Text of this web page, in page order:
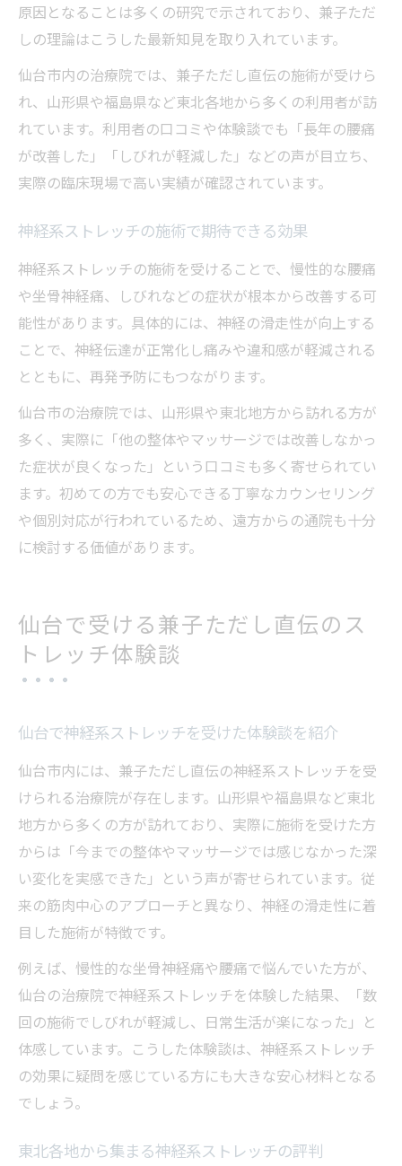
原因となることは多くの研究で示されており、兼子ただ
しの理論はこうした最新知見を取り入れています。
仙台市内の治療院では、兼子ただし直伝の施術が受けら
れ、山形県や福島県など東北各地から多くの利用者が訪
れています。利用者の口コミや体験談でも「長年の腰痛
が改善した」「しびれが軽減した」などの声が目立ち、
実際の臨床現場で高い実績が確認されています。
神経系ストレッチの施術で期待できる効果
神経系ストレッチの施術を受けることで、慢性的な腰痛
や坐骨神経痛、しびれなどの症状が根本から改善する可
能性があります。具体的には、神経の滑走性が向上する
ことで、神経伝達が正常化し痛みや違和感が軽減される
とともに、再発予防にもつながります。
仙台市の治療院では、山形県や東北地方から訪れる方が
多く、実際に「他の整体やマッサージでは改善しなかっ
た症状が良くなった」という口コミも多く寄せられてい
ます。初めての方でも安心できる丁寧なカウンセリング
や個別対応が行われているため、遠方からの通院も十分
に検討する価値があります。
仙台で受ける兼子ただし直伝のス
トレッチ体験談
仙台で神経系ストレッチを受けた体験談を紹介
仙台市内には、兼子ただし直伝の神経系ストレッチを受
けられる治療院が存在します。山形県や福島県など東北
地方から多くの方が訪れており、実際に施術を受けた方
からは「今までの整体やマッサージでは感じなかった深
い変化を実感できた」という声が寄せられています。従
来の筋肉中心のアプローチと異なり、神経の滑走性に着
目した施術が特徴です。
例えば、慢性的な坐骨神経痛や腰痛で悩んでいた方が、
仙台の治療院で神経系ストレッチを体験した結果、「数
回の施術でしびれが軽減し、日常生活が楽になった」と
体感しています。こうした体験談は、神経系ストレッチ
の効果に疑問を感じている方にも大きな安心材料となる
でしょう。
東北各地から集まる神経系ストレッチの評判